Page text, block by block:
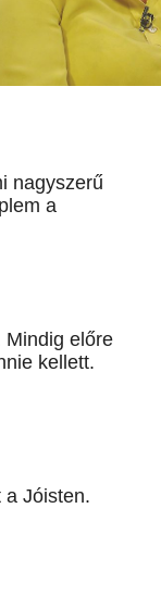
nagyszerű
a
Mindig előre
kellett.
a Jóisten.